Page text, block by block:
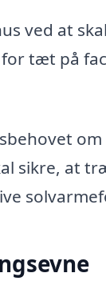
ved at
tæt på
sikre, at